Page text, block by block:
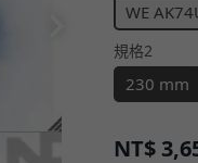
WE
規格2
230 mm
NT$